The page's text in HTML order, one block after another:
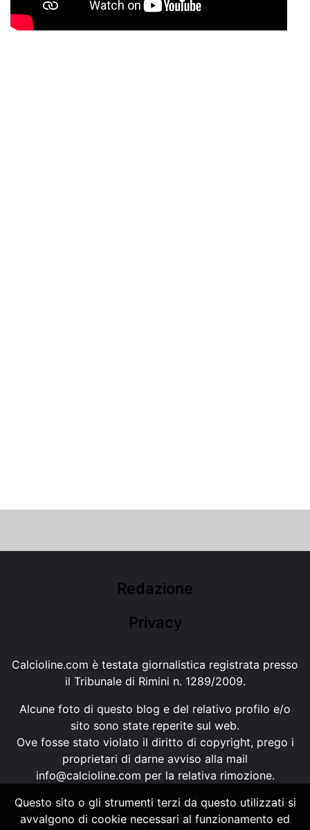
Redazione
Privacy
Calcioline.com è testata giornalistica registrata presso
il Tribunale di Rimini n. 1289/2009.
Alcune foto di questo blog e del relativo profilo e/o
sito sono state reperite sul web.
Ove fosse stato violato il diritto di copyright, prego i
proprietari di darne avviso alla mail
info@calcioline.com per la relativa rimozione.
Ogni testo e foto di proprietà di Calcioline.com non
possono essere copiati o riprodotti, senza
Questo sito o gli strumenti terzi da questo utilizzati si
avvalgono di cookie necessari al funzionamento ed